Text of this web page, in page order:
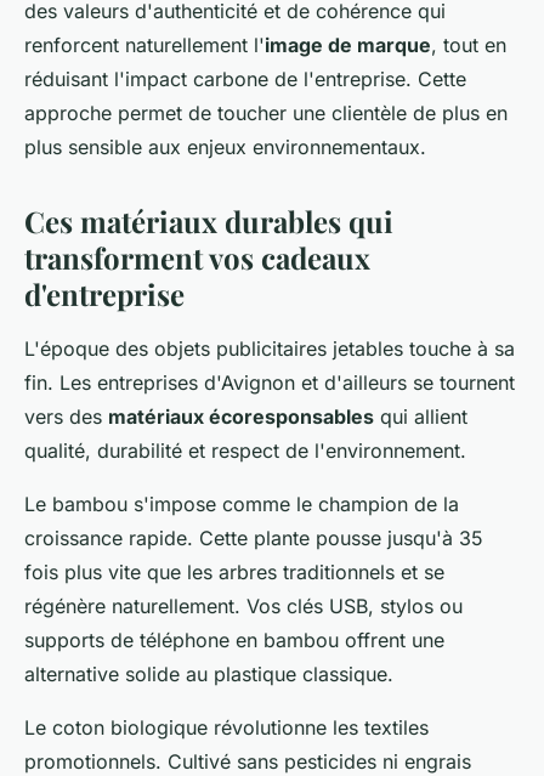
des valeurs d'authenticité et de cohérence qui
renforcent naturellement l'image de marque, tout en
réduisant l'impact carbone de l'entreprise. Cette
approche permet de toucher une clientèle de plus en
plus sensible aux enjeux environnementaux.
Ces matériaux durables qui
transforment vos cadeaux
d'entreprise
L'époque des objets publicitaires jetables touche à sa
fin. Les entreprises d'Avignon et d'ailleurs se tournent
vers des matériaux écoresponsables qui allient
qualité, durabilité et respect de l'environnement.
Le bambou s'impose comme le champion de la
croissance rapide. Cette plante pousse jusqu'à 35
fois plus vite que les arbres traditionnels et se
régénère naturellement. Vos clés USB, stylos ou
supports de téléphone en bambou offrent une
alternative solide au plastique classique.
Le coton biologique révolutionne les textiles
promotionnels. Cultivé sans pesticides ni engrais